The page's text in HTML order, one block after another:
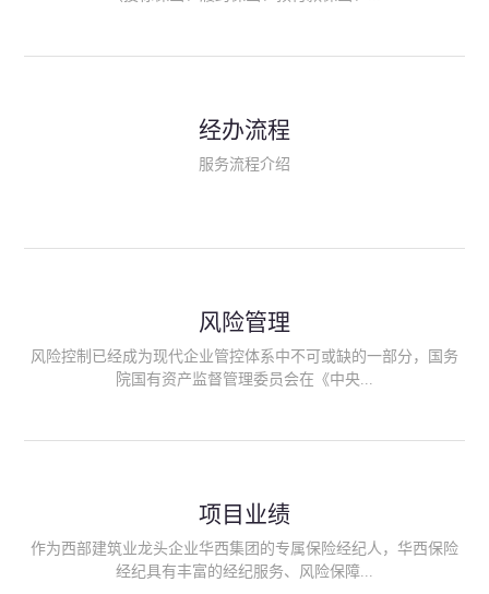
险、政府公共安全责任保险/自然灾害公众责任保险、精神病监护
人责任险、首台套/首版次保险、科技保险等）；（三）传统财产
险产品；（六）保险招投标业务。随着业务的开展，华西经纪会
供专业、优质的保险经纪服务。
经办流程
服务流程介绍
风险管理
风险控制已经成为现代企业管控体系中不可或缺的一部分，国务
院国有资产监督管理委员会在《中央...
能够为客户降低风险管理成本，提高经营效率；能够为企业提供
从风险评估、风险分析、风险防范、风险转移到灾后防损、索赔
等全方位、全过程、专家式的服务，拓展和深化由保险公司提供
项目业绩
作为西部建筑业龙头企业华西集团的专属保险经纪人，华西保险
经纪具有丰富的经纪服务、风险保障...